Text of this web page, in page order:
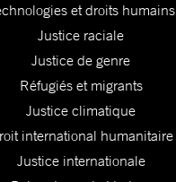
et droits humains
Justice raciale
Justice de genre
Réfugiés et migrants
Justice climatique
international humanitaire
Justice internationale